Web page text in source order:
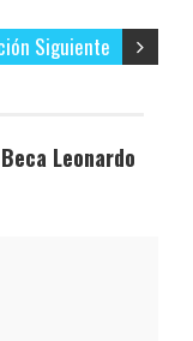
Siguiente
Leonardo